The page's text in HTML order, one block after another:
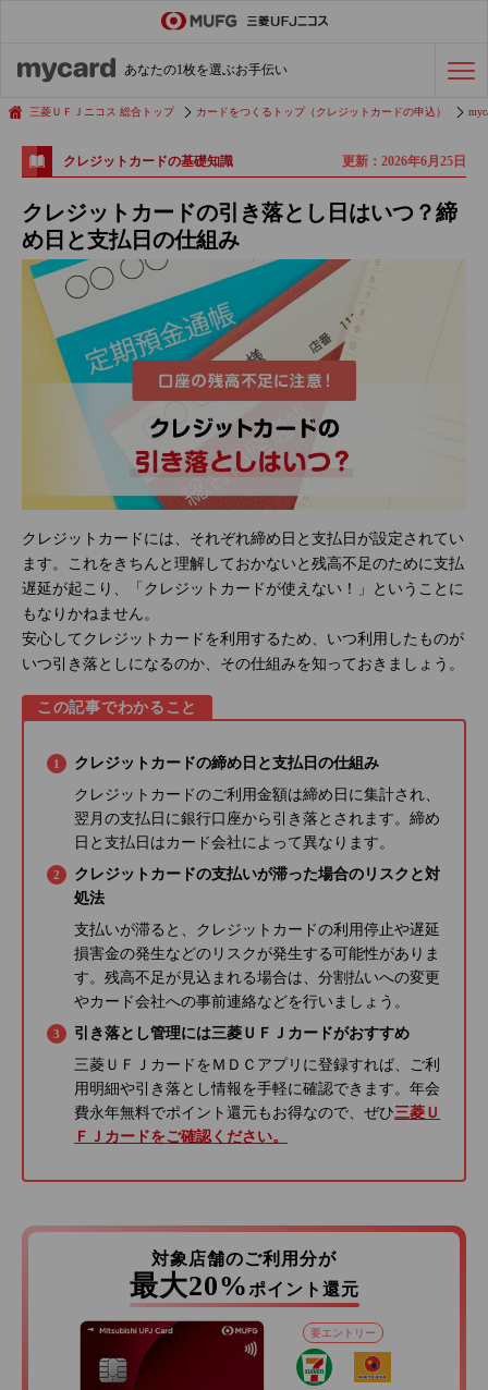
あなたの1枚を選ぶお手伝い
会社経費の支払い 効率化術
三菱ＵＦＪニコス 総合トップ カードをつくるトップ（クレジットカードの申込）
クレジットカードの基礎知識 更新：2026年6月25日
クレジットカードの引き落とし日はいつ？締
め日と支払日の仕組み
クレジットカードには、それぞれ締め日と支払日が設定されてい
ます。これをきちんと理解しておかないと残高不足のために支払
遅延が起こり、「クレジットカードが使えない！」ということに
もなりかねません。
安心してクレジットカードを利用するため、いつ利用したものが
いつ引き落としになるのか、その仕組みを知っておきましょう。
この記事でわかること
クレジットカードの締め日と支払日の仕組み
クレジットカードのご利用金額は締め日に集計され、
翌月の支払日に銀行口座から引き落とされます。締め
日と支払日はカード会社によって異なります。
クレジットカードの支払いが滞った場合のリスクと対
処法
支払いが滞ると、クレジットカードの利用停止や遅延
損害金の発生などのリスクが発生する可能性がありま
す。残高不足が見込まれる場合は、分割払いへの変更
やカード会社への事前連絡などを行いましょう。
引き落とし管理には三菱ＵＦＪカードがおすすめ
三菱ＵＦＪカードをＭＤＣアプリに登録すれば、ご利
用明細や引き落とし情報を手軽に確認できます。年会
費永年無料でポイント還元もお得なので、ぜひ三菱Ｕ
ＦＪカードをご確認ください。
対象店舗のご利用分が
最大20% ポイント還元
要エントリー